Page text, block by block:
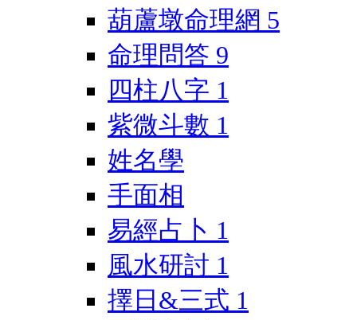
葫蘆墩命理網 5
命理問答 9
四柱八字 1
紫微斗數 1
姓名學
手面相
易經占卜 1
風水研討 1
擇日&三式 1